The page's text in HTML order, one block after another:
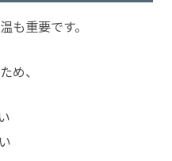
も重要です。
め、